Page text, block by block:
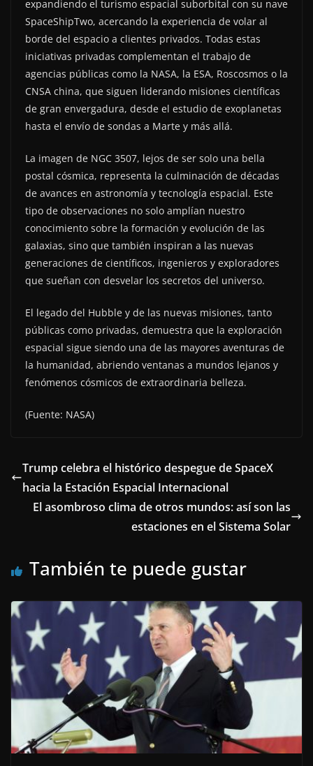
expandiendo el turismo espacial suborbital con su nave
SpaceShipTwo, acercando la experiencia de volar al
borde del espacio a clientes privados. Todas estas
iniciativas privadas complementan el trabajo de
agencias públicas como la NASA, la ESA, Roscosmos o la
CNSA china, que siguen liderando misiones científicas
de gran envergadura, desde el estudio de exoplanetas
hasta el envío de sondas a Marte y más allá.
La imagen de NGC 3507, lejos de ser solo una bella
postal cósmica, representa la culminación de décadas
de avances en astronomía y tecnología espacial. Este
tipo de observaciones no solo amplían nuestro
conocimiento sobre la formación y evolución de las
galaxias, sino que también inspiran a las nuevas
generaciones de científicos, ingenieros y exploradores
que sueñan con desvelar los secretos del universo.
El legado del Hubble y de las nuevas misiones, tanto
públicas como privadas, demuestra que la exploración
espacial sigue siendo una de las mayores aventuras de
la humanidad, abriendo ventanas a mundos lejanos y
fenómenos cósmicos de extraordinaria belleza.
(Fuente: NASA)
Trump celebra el histórico despegue de SpaceX
hacia la Estación Espacial Internacional
El asombroso clima de otros mundos: así son las
estaciones en el Sistema Solar
También te puede gustar